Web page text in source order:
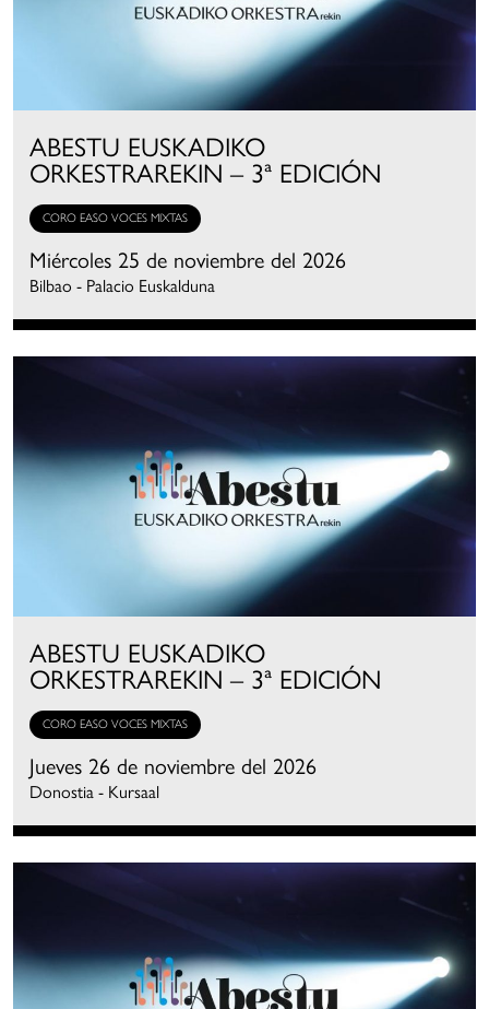
ABESTU EUSKADIKO
ORKESTRAREKIN – 3ª EDICIÓN
CORO EASO VOCES MIXTAS
Miércoles 25 de noviembre del 2026
Bilbao - Palacio Euskalduna
ABESTU EUSKADIKO
ORKESTRAREKIN – 3ª EDICIÓN
CORO EASO VOCES MIXTAS
Jueves 26 de noviembre del 2026
Donostia - Kursaal